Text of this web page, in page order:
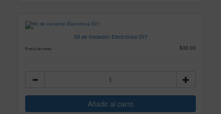
Kit de Iniciación Electrónica DIY
Precio de venta: $30.00